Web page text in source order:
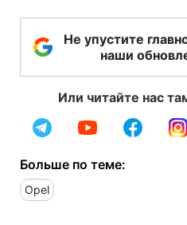
Не упустите
наши
Или читайте нас
Больше по теме:
Opel